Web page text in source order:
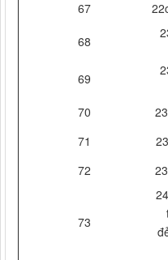
67
68
69
70
71
72
73